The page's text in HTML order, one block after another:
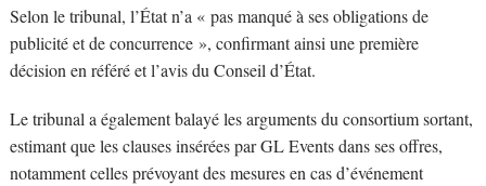
Selon le tribunal, l’État n’a « pas manqué à ses obligations de
publicité et de concurrence », confirmant ainsi une première
décision en référé et l’avis du Conseil d’État.
Le tribunal a également balayé les arguments du consortium sortant,
estimant que les clauses insérées par GL Events dans ses offres,
notamment celles prévoyant des mesures en cas d’événement